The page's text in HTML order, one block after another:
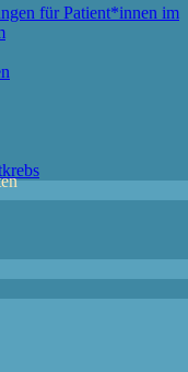
für Patient*innen im